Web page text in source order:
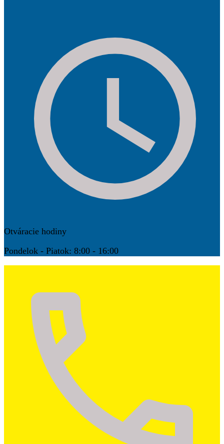
Otváracie hodiny
Pondelok - Piatok: 8:00 - 16:00